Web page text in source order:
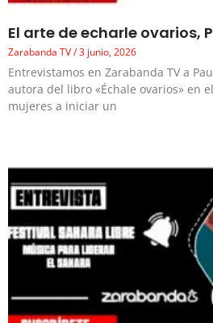
El arte de echarle ovarios,
Zarabanda TV 3 junio, 2026
Entrevistamos en Zarabanda TV a
autora del libro «Échale ovarios» en
mujeres a iniciar un